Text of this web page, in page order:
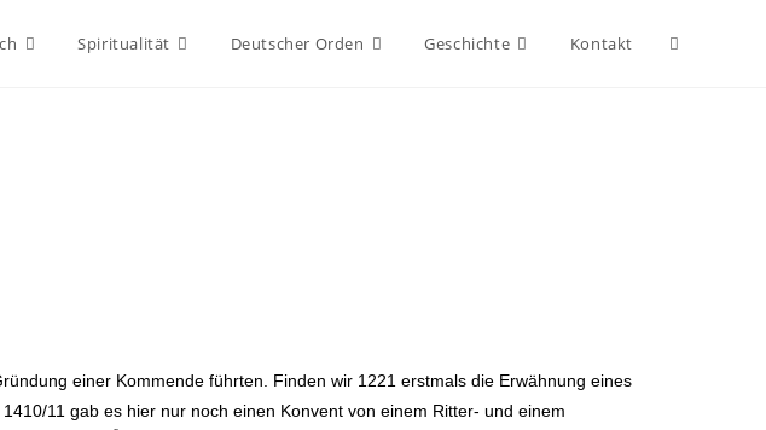
Spiritualität Deutscher Orden Geschichte Kontakt
einer Kommende führten. Finden wir 1221 erstmals die Erwähnung eines
1410/11 gab es hier nur noch einen Konvent von einem Ritter- und einem